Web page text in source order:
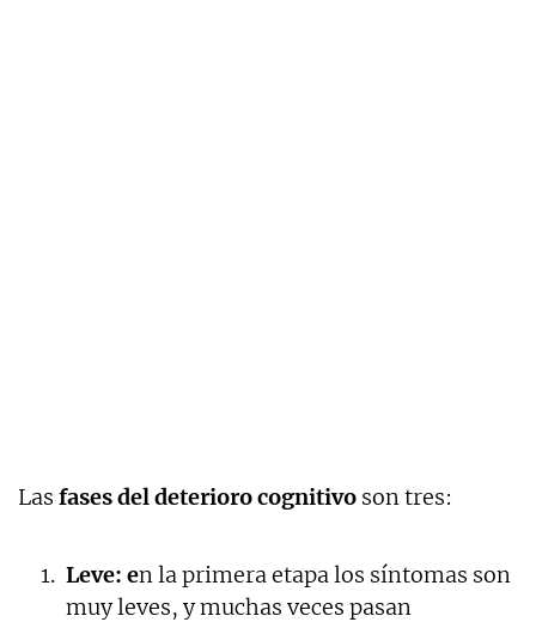
Las fases del deterioro cognitivo son tres:
Leve: en la primera etapa los síntomas son
muy leves, y muchas veces pasan